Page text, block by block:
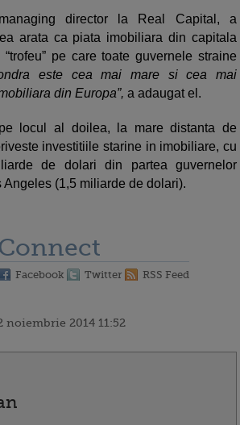
director la Real Capital, a
arata ca piata imobiliara din capitala
pe care toate guvernele straine
este cea mai mare si cea mai
din Europa”, a adaugat el.
locul al doilea, la mare distanta de
investitiile starine in imobiliare, cu
de dolari din partea guvernelor
Angeles (1,5 miliarde de dolari).
Facebook Twitter RSS Feed
noiembrie 2014 11:52